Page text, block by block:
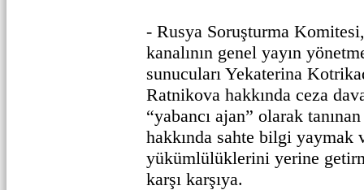
- Rusya Soruşturma
kanalının genel yayın
sunucuları Yekaterina
Ratnikova hakkında ceza
“yabancı ajan” olarak
hakkında sahte bilgi yaymak
yükümlülüklerini yerine
karşı karşıya.